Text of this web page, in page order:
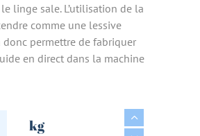
linge sale. L’utilisation de la
comme une lessive
donc permettre de fabriquer
en direct dans la machine
L'ANCIENNE A LA CENDRE DE
kg